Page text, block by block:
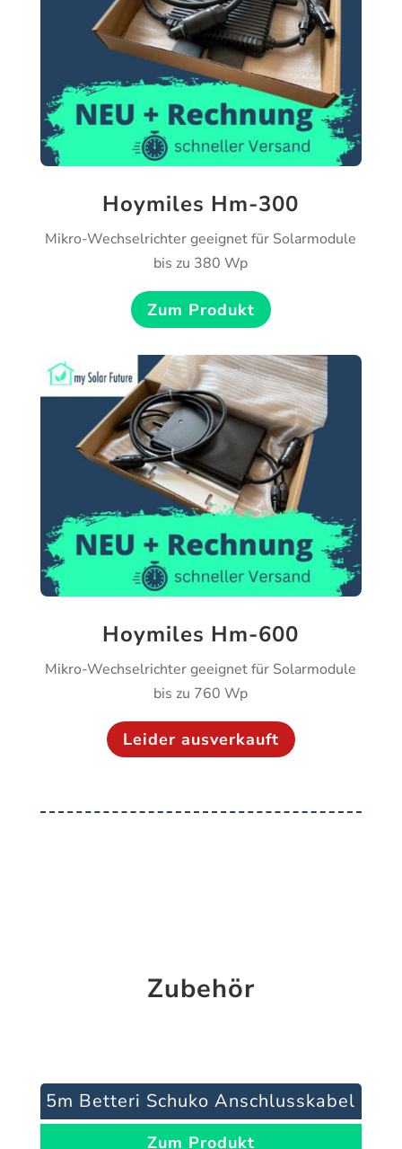
Hoymiles Hm-300
Mikro-Wechselrichter geeignet für Solarmodule
bis zu 380 Wp
Zum Produkt
Hoymiles Hm-600
Mikro-Wechselrichter geeignet für Solarmodule
bis zu 760 Wp
Leider ausverkauft
Zubehör
5m Betteri Schuko Anschlusskabel
Zum Produkt